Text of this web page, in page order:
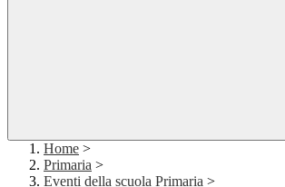
Home >
Primaria >
Eventi della scuola Primaria >